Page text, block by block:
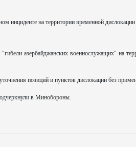
инциденте на территории временной дислокации
азербайджанских военнослужащих" на
позиций и пунктов дислокации без
в Минобороны.